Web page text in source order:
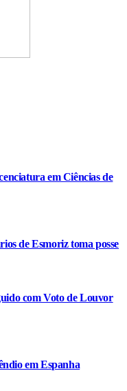
em Ciências de
de Esmoriz toma posse
com Voto de Louvor
em Espanha